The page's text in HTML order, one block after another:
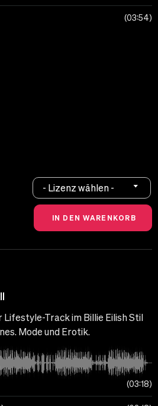
03:54
- Lizenz wählen -
Track im Billie Eilish Stil
Mode und Erotik.
03:18